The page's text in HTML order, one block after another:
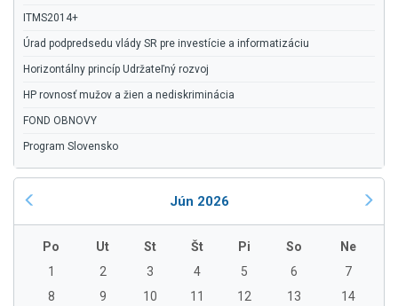
ITMS2014+
Úrad podpredsedu vlády SR pre investície a informatizáciu
Horizontálny princíp Udržateľný rozvoj
HP rovnosť mužov a žien a nediskriminácia
FOND OBNOVY
Program Slovensko
Jún 2026
Po Ut St Št Pi So
Ne
1
2 3 4 5 6
7
8
9 10 11 12 13
14